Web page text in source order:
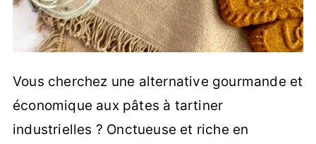
Vous cherchez une alternative gourmande et
économique aux pâtes à tartiner
industrielles ? Onctueuse et riche en